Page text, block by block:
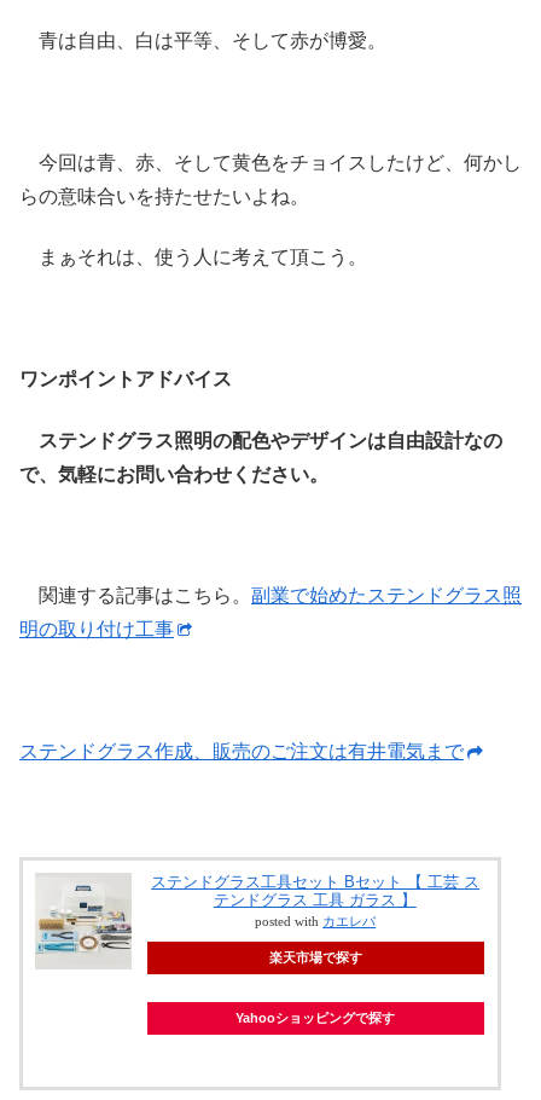
青は自由、白は平等、そして赤が博愛。
今回は青、赤、そして黄色をチョイスしたけど、何かし
らの意味合いを持たせたいよね。
まぁそれは、使う人に考えて頂こう。
ワンポイントアドバイス
ステンドグラス照明の配色やデザインは自由設計なの
で、気軽にお問い合わせください。
関連する記事はこちら。 副業で始めたステンドグラス照
明の取り付け工事
ステンドグラス作成、販売のご注文は有井電気まで
ステンドグラス工具セット Bセット 【 工芸 ス
テンドグラス 工具 ガラス 】
posted with カエレバ
楽天市場で探す
Yahooショッピングで探す